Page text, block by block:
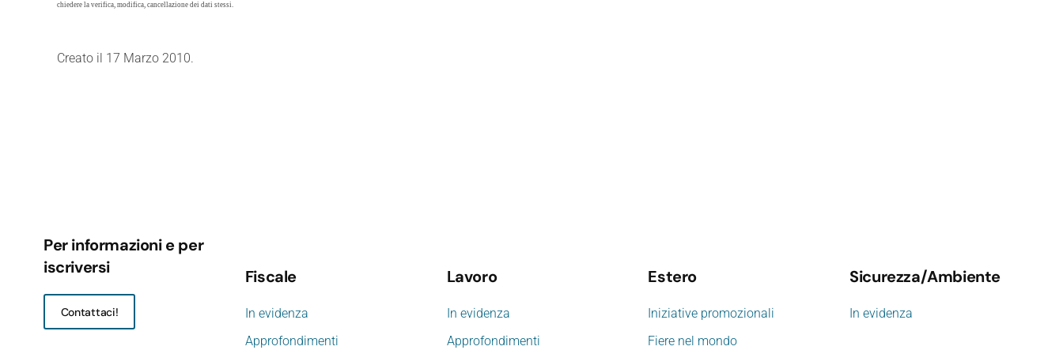
chiedere la verifica, modifica, cancellazione dei dati stessi.
Creato il 17 Marzo 2010.
Per informazioni e per
iscriversi
Contattaci!
Fiscale
In evidenza
Approfondimenti
Lavoro
In evidenza
Approfondimenti
Estero
Iniziative promozionali
Fiere nel mondo
Sicurezza/Ambiente
In evidenza